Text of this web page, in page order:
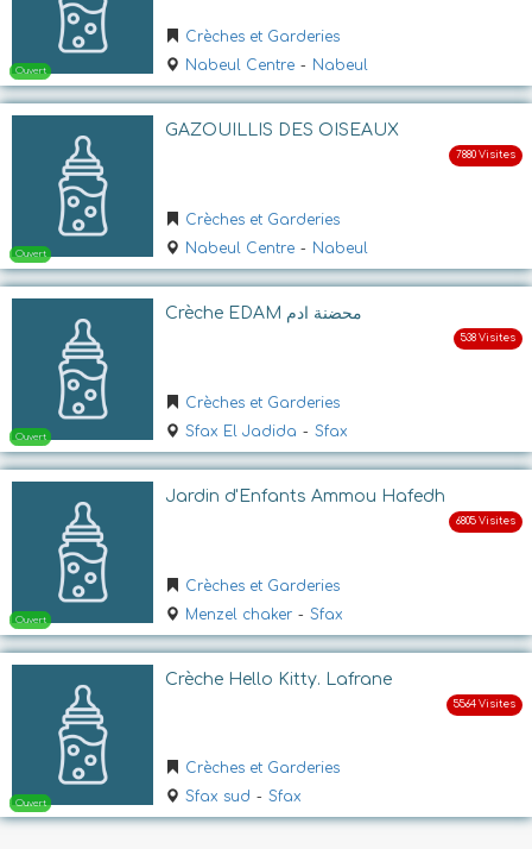
Ouvert
Ouvert
Crèches et Garderies
Nabeul Centre - Nabeul
GAZOUILLIS DES OISEAUX
Crèches et Garderies
Nabeul Centre - Nabeul
Crèche EDAM محضنة ادم
Crèches et Garderies
Sfax El Jadida - Sfax
Jardin d'Enfants Ammou Hafedh
Crèches et Garderies
Menzel chaker - Sfax
Crèche Hello Kitty. Lafrane
Crèches et Garderies
Sfax sud - Sfax